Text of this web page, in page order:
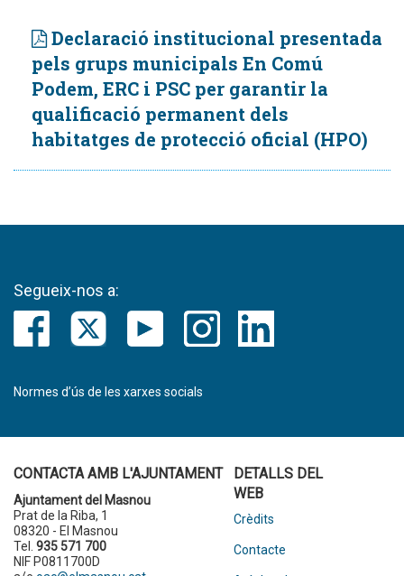
Declaració institucional presentada
pels grups municipals En Comú
Podem, ERC i PSC per garantir la
qualificació permanent dels
habitatges de protecció oficial (HPO)
Segueix-nos a:
Normes d’ús de les xarxes socials
CONTACTA AMB L'AJUNTAMENT
Ajuntament del Masnou
Prat de la Riba, 1
08320 - El Masnou
Tel. 935 571 700
NIF P0811700D
DETALLS DEL
WEB
Crèdits
Contacte